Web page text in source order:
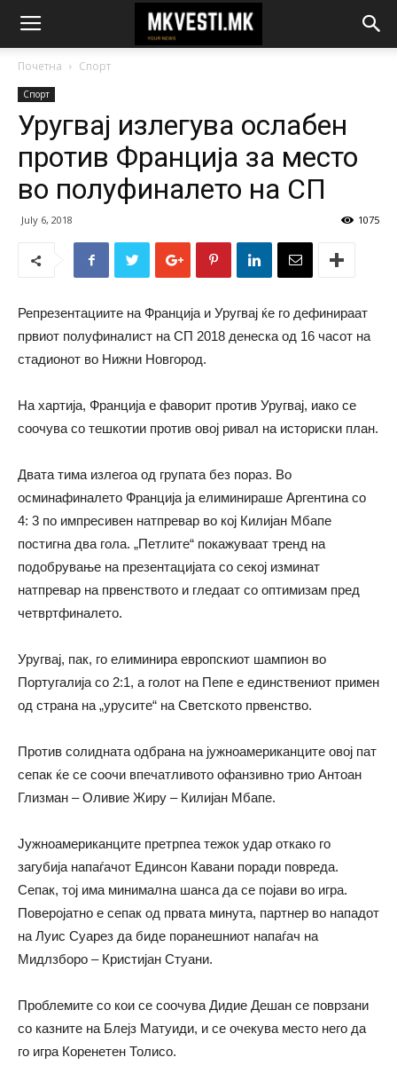
Почетна Спорт
Спорт
Уругвај излегува ослабен
против Франција за место
во полуфиналето на СП
July 6, 2018 1075
Репрезентациите на Франција и Уругвај ќе го дефинираат
првиот полуфиналист на СП 2018 денеска од 16 часот на
стадионот во Нижни Новгород.
На хартија, Франција е фаворит против Уругвај, иако се
соочува со тешкотии против овој ривал на историски план.
Двата тима излегоа од групата без пораз. Во
осминафиналето Франција ја елиминираше Аргентина со
4: 3 по импресивен натпревар во кој Килијан Мбапе
постигна два гола. „Петлите“ покажуваат тренд на
подобрување на презентацијата со секој изминат
натпревар на првенството и гледаат со оптимизам пред
четвртфиналето.
Уругвај, пак, го елиминира европскиот шампион во
Португалија со 2:1, а голот на Пепе е единствениот примен
од страна на „урусите“ на Светското првенство.
Против солидната одбрана на јужноамериканците овој пат
сепак ќе се соочи впечатливото офанзивно трио Антоан
Глизман – Оливие Жиру – Килијан Мбапе.
Јужноамериканците претрпеа тежок удар откако го
загубија напаѓачот Единсон Кавани поради повреда.
Сепак, тој има минимална шанса да се појави во игра.
Поверојатно е сепак од првата минута, партнер во нападот
на Луис Суарез да биде поранешниот напаѓач на
Мидлзборо – Кристијан Стуани.
Проблемите со кои се соочува Дидие Дешан се поврзани
со казните на Блејз Матуиди, и се очекува место него да
го игра Коренетен Толисо.